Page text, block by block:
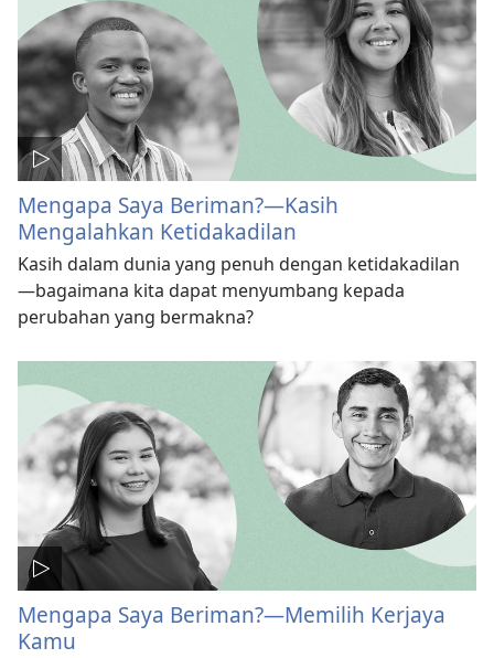
Mengapa Saya Beriman?—Kasih
Mengalahkan Ketidakadilan
Kasih dalam dunia yang penuh dengan ketidakadilan
—bagaimana kita dapat menyumbang kepada
perubahan yang bermakna?
Mengapa Saya Beriman?—Memilih Kerjaya
Kamu